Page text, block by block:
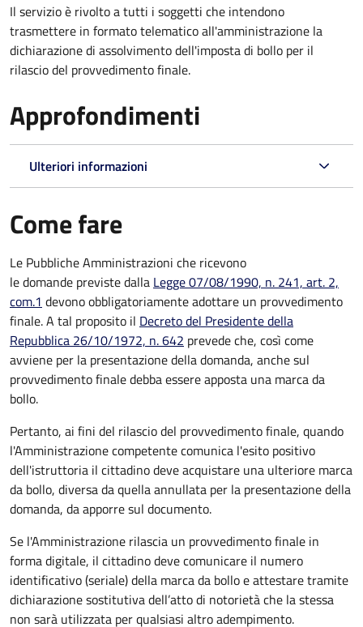
Il servizio è rivolto a tutti i soggetti che intendono
trasmettere in formato telematico all'amministrazione la
dichiarazione di assolvimento dell'imposta di bollo per il
rilascio del provvedimento finale.
Approfondimenti
Ulteriori informazioni
Come fare
Le Pubbliche Amministrazioni che ricevono
le domande previste dalla Legge 07/08/1990, n. 241, art. 2,
com.1 devono obbligatoriamente adottare un provvedimento
finale. A tal proposito il Decreto del Presidente della
Repubblica 26/10/1972, n. 642 prevede che, così come
avviene per la presentazione della domanda, anche sul
provvedimento finale debba essere apposta una marca da
bollo.
Pertanto, ai fini del rilascio del provvedimento finale, quando
l'Amministrazione competente comunica l'esito positivo
dell'istruttoria il cittadino deve acquistare una ulteriore marca
da bollo, diversa da quella annullata per la presentazione della
domanda, da apporre sul documento.
Se l'Amministrazione rilascia un provvedimento finale in
forma digitale, il cittadino devecomunicare il numero
identificativo (seriale) della marca da bollo e attestare tramite
dichiarazione sostitutiva dell’atto di notorietà che la stessa
non sarà utilizzata per qualsiasi altro adempimento.